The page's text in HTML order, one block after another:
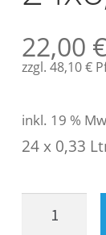
22,00 €
zzgl.48,10€
inkl. 19 %
24 x 0,33
alkoholfrei
h
r
b
u